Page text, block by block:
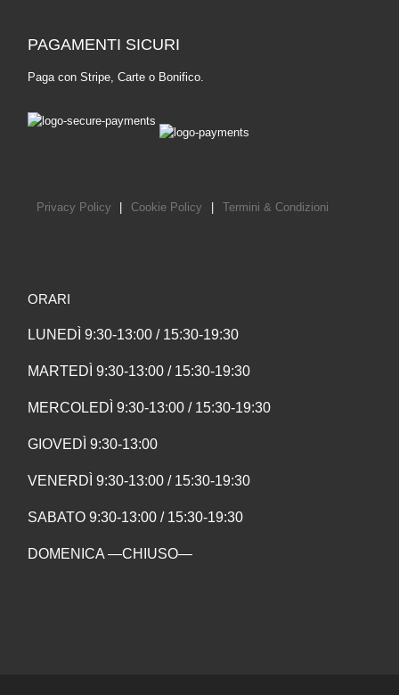
PAGAMENTI SICURI
Paga con Stripe, Carte o Bonifico.
Privacy Policy Cookie Policy Termini & Condizioni
ORARI
LUNEDÌ 9:30-13:00 / 15:30-19:30
MARTEDÌ 9:30-13:00 / 15:30-19:30
MERCOLEDÌ 9:30-13:00 / 15:30-19:30
GIOVEDÌ 9:30-13:00
VENERDÌ 9:30-13:00 / 15:30-19:30
SABATO 9:30-13:00 / 15:30-19:30
DOMENICA —CHIUSO—